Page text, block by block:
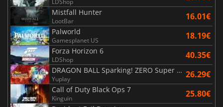
LDShop
Mistfall Hunter
LootBar 16.01€
Palworld
Gamesplanet US 18.19€
Forza Horizon 6
LDShop 40.35€
DRAGON BALL Sparking! ZERO Super Limit Breaking NEO
Yuplay 26.29€
Call of Duty Black Ops 7
Kinguin 25.80€